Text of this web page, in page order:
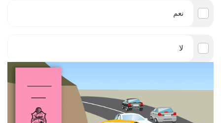
نعم
لا